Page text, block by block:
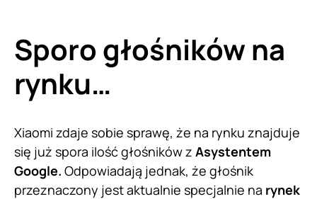
Sporo głośników na
rynku…
Xiaomi zdaje sobie sprawę, że na rynku znajduje
się już spora ilość głośników z Asystentem
Google. Odpowiadają jednak, że głośnik
przeznaczony jest aktualnie specjalnie na rynek